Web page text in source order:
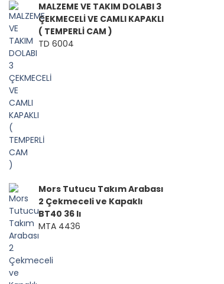
MALZEME VE TAKIM DOLABI 3
ÇEKMECELİ VE CAMLI KAPAKLI
( TEMPERLİ CAM )
TD 6004
Mors Tutucu Takım Arabası
2 Çekmeceli ve Kapaklı
BT40 36 lı
MTA 4436